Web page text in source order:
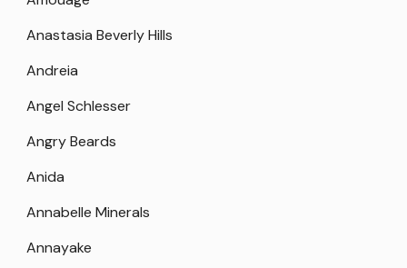
Anastasia Beverly Hills
Andreia
Angel Schlesser
Angry Beards
Anida
Annabelle Minerals
Annayake